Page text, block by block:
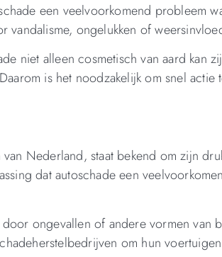
een veelvoorkomend probleem
vandalisme, ongelukken of
niet alleen cosmetisch van aard kan
is het noodzakelijk om snel
Nederland, staat bekend om zijn
dat autoschade een
ongevallen of andere vormen van
om hun